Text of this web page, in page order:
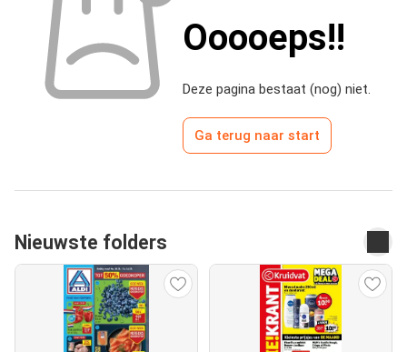
Ooooeps!!
Deze pagina bestaat (nog) niet.
Ga terug naar start
Nieuwste folders